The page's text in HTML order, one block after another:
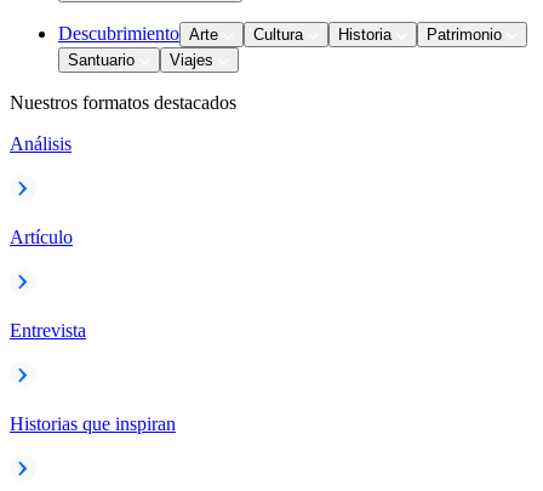
Descubrimiento Arte Cultura Historia
Patrimonio
Santuario
Viajes
Nuestros formatos destacados
Análisis
Artículo
Entrevista
Historias que inspiran